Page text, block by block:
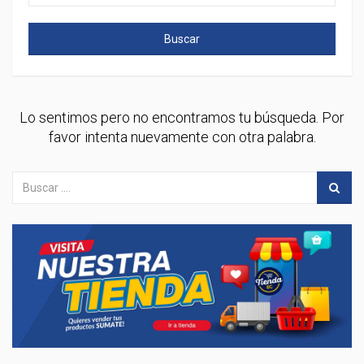
Buscar
Lo sentimos pero no encontramos tu búsqueda. Por
favor intenta nuevamente con otra palabra.